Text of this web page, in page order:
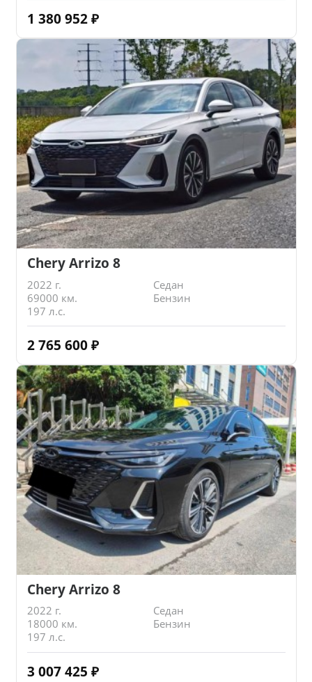
1 380 952 ₽
Chery Arrizo 8
2022 г.
Седан
69000 км.
Бензин
197 л.с.
2 765 600 ₽
Chery Arrizo 8
2022 г.
Седан
18000 км.
Бензин
197 л.с.
3 007 425 ₽